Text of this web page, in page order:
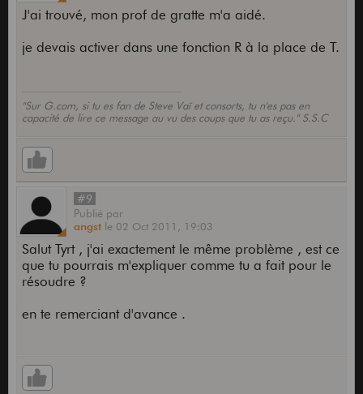
J'ai trouvé, mon prof de gratte m'a aidé.
je devais activer dans une fonction R à la place de T.
"Sur G.com, si tu es fan de Steve Vaï et consorts, tu n'es pas en
capacité de lire ce message au vu des coups que tu as reçu." S.S.C
#9
Publié par
angst le 02 Oct 2011, 19:03
Salut Tyrt , j'ai exactement le même problème , est ce
que tu pourrais m'expliquer comme tu a fait pour le
résoudre ?
en te remerciant d'avance .